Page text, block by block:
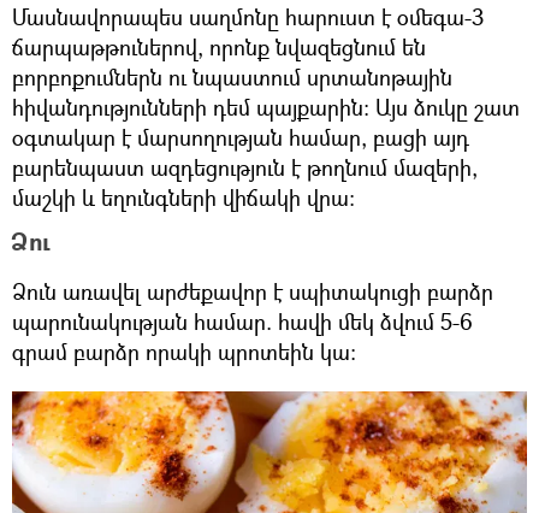
Մասնավորապես սաղմոնը հարուստ է օմեգա-3
ճարպաթթուներով, որոնք նվազեցնում են
բորբոքումներն ու նպաստում սրտանոթային
հիվանդությունների դեմ պայքարին։ Այս ձուկը շատ
օգտակար է մարսողության համար, բացի այդ
բարենպաստ ազդեցություն է թողնում մազերի,
մաշկի և եղունգների վիճակի վրա։
Ձու
Ձուն առավել արժեքավոր է սպիտակուցի բարձր
պարունակության համար. հավի մեկ ձվում 5-6
գրամ բարձր որակի պրոտեին կա։